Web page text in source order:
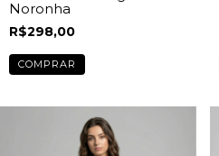
Noronha
R$298,00
COMPRAR